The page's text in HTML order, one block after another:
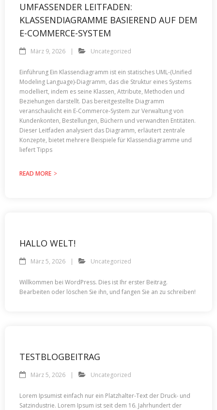
UMFASSENDER LEITFADEN:
KLASSENDIAGRAMME BASIEREND AUF DEM
E-COMMERCE-SYSTEM
März 9, 2026 Uncategorized
Einführung Ein Klassendiagramm ist ein statisches UML-(Unified
Modeling Language)-Diagramm, das die Struktur eines Systems
modelliert, indem es seine Klassen, Attribute, Methoden und
Beziehungen darstellt. Das bereitgestellte Diagramm
veranschaulicht ein E-Commerce-System zur Verwaltung von
Kundenkonten, Bestellungen, Büchern und verwandten Entitäten.
Dieser Leitfaden analysiert das Diagramm, erläutert zentrale
Konzepte, bietet mehrere Beispiele für Klassendiagramme und
liefert Tipps
READ MORE
HALLO WELT!
März 5, 2026 Uncategorized
Willkommen bei WordPress. Dies ist Ihr erster Beitrag.
Bearbeiten oder löschen Sie ihn, und fangen Sie an zu schreiben!
TESTBLOGBEITRAG
März 5, 2026 Uncategorized
Lorem Ipsumist einfach nur ein Platzhalter-Text der Druck- und
Satzindustrie. Lorem Ipsum ist seit dem 16. Jahrhundert der